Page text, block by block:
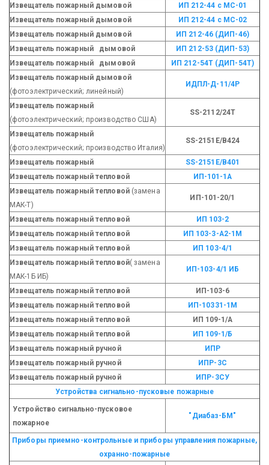
Извещатель пожарный дымовой
ИП 212-44 с МС-01
Извещатель пожарный дымовой
ИП 212-44 с МС-02
Извещатель пожарный дымовой
ИП 212-46 (ДИП-46)
Извещатель пожарный дымовой
ИП 212-53 (ДИП-53)
Извещатель пожарный дымовой
ИП 212-54Т (ДИП-54Т)
Извещатель пожарный дымовой
(фотоэлектрический; линейный)
ИДПЛ-Д-11/4Р
Извещатель пожарный
(фотоэлектрический; производство США)
SS-2112/24T
Извещатель пожарный
(фотоэлектрический; производство Италия)
SS-2151E/B424
Извещатель пожарный
SS-2151E/B401
Извещатель пожарный тепловой
ИП-101-1А
Извещатель пожарный тепловой(замена
МАК-Т)
ИП-101-20/1
Извещатель пожарный тепловой
ИП 103-2
Извещатель пожарный тепловой
ИП 103-3-А2-1М
Извещатель пожарный тепловой
ИП 103-4/1
Извещатель пожарный тепловой( замена
МАК-1Б ИБ)
ИП-103-4/1 ИБ
Извещатель пожарный тепловой
ИП-103-6
Извещатель пожарный тепловой
ИП-10331-1М
Извещатель пожарный тепловой
ИП 109-1/А
Извещатель пожарный тепловой
ИП 109-1/Б
Извещатель пожарный ручной
ИПР
Извещатель пожарный ручной
ИПР-3С
Извещатель пожарный ручной
ИПР-3СУ
Устройства сигнально-пусковые пожарные
Устройство сигнально-пусковое
пожарное
"Диабаз-БМ"
Приборы приемно-контрольные и приборы управления пожарные,
охранно-пожарные